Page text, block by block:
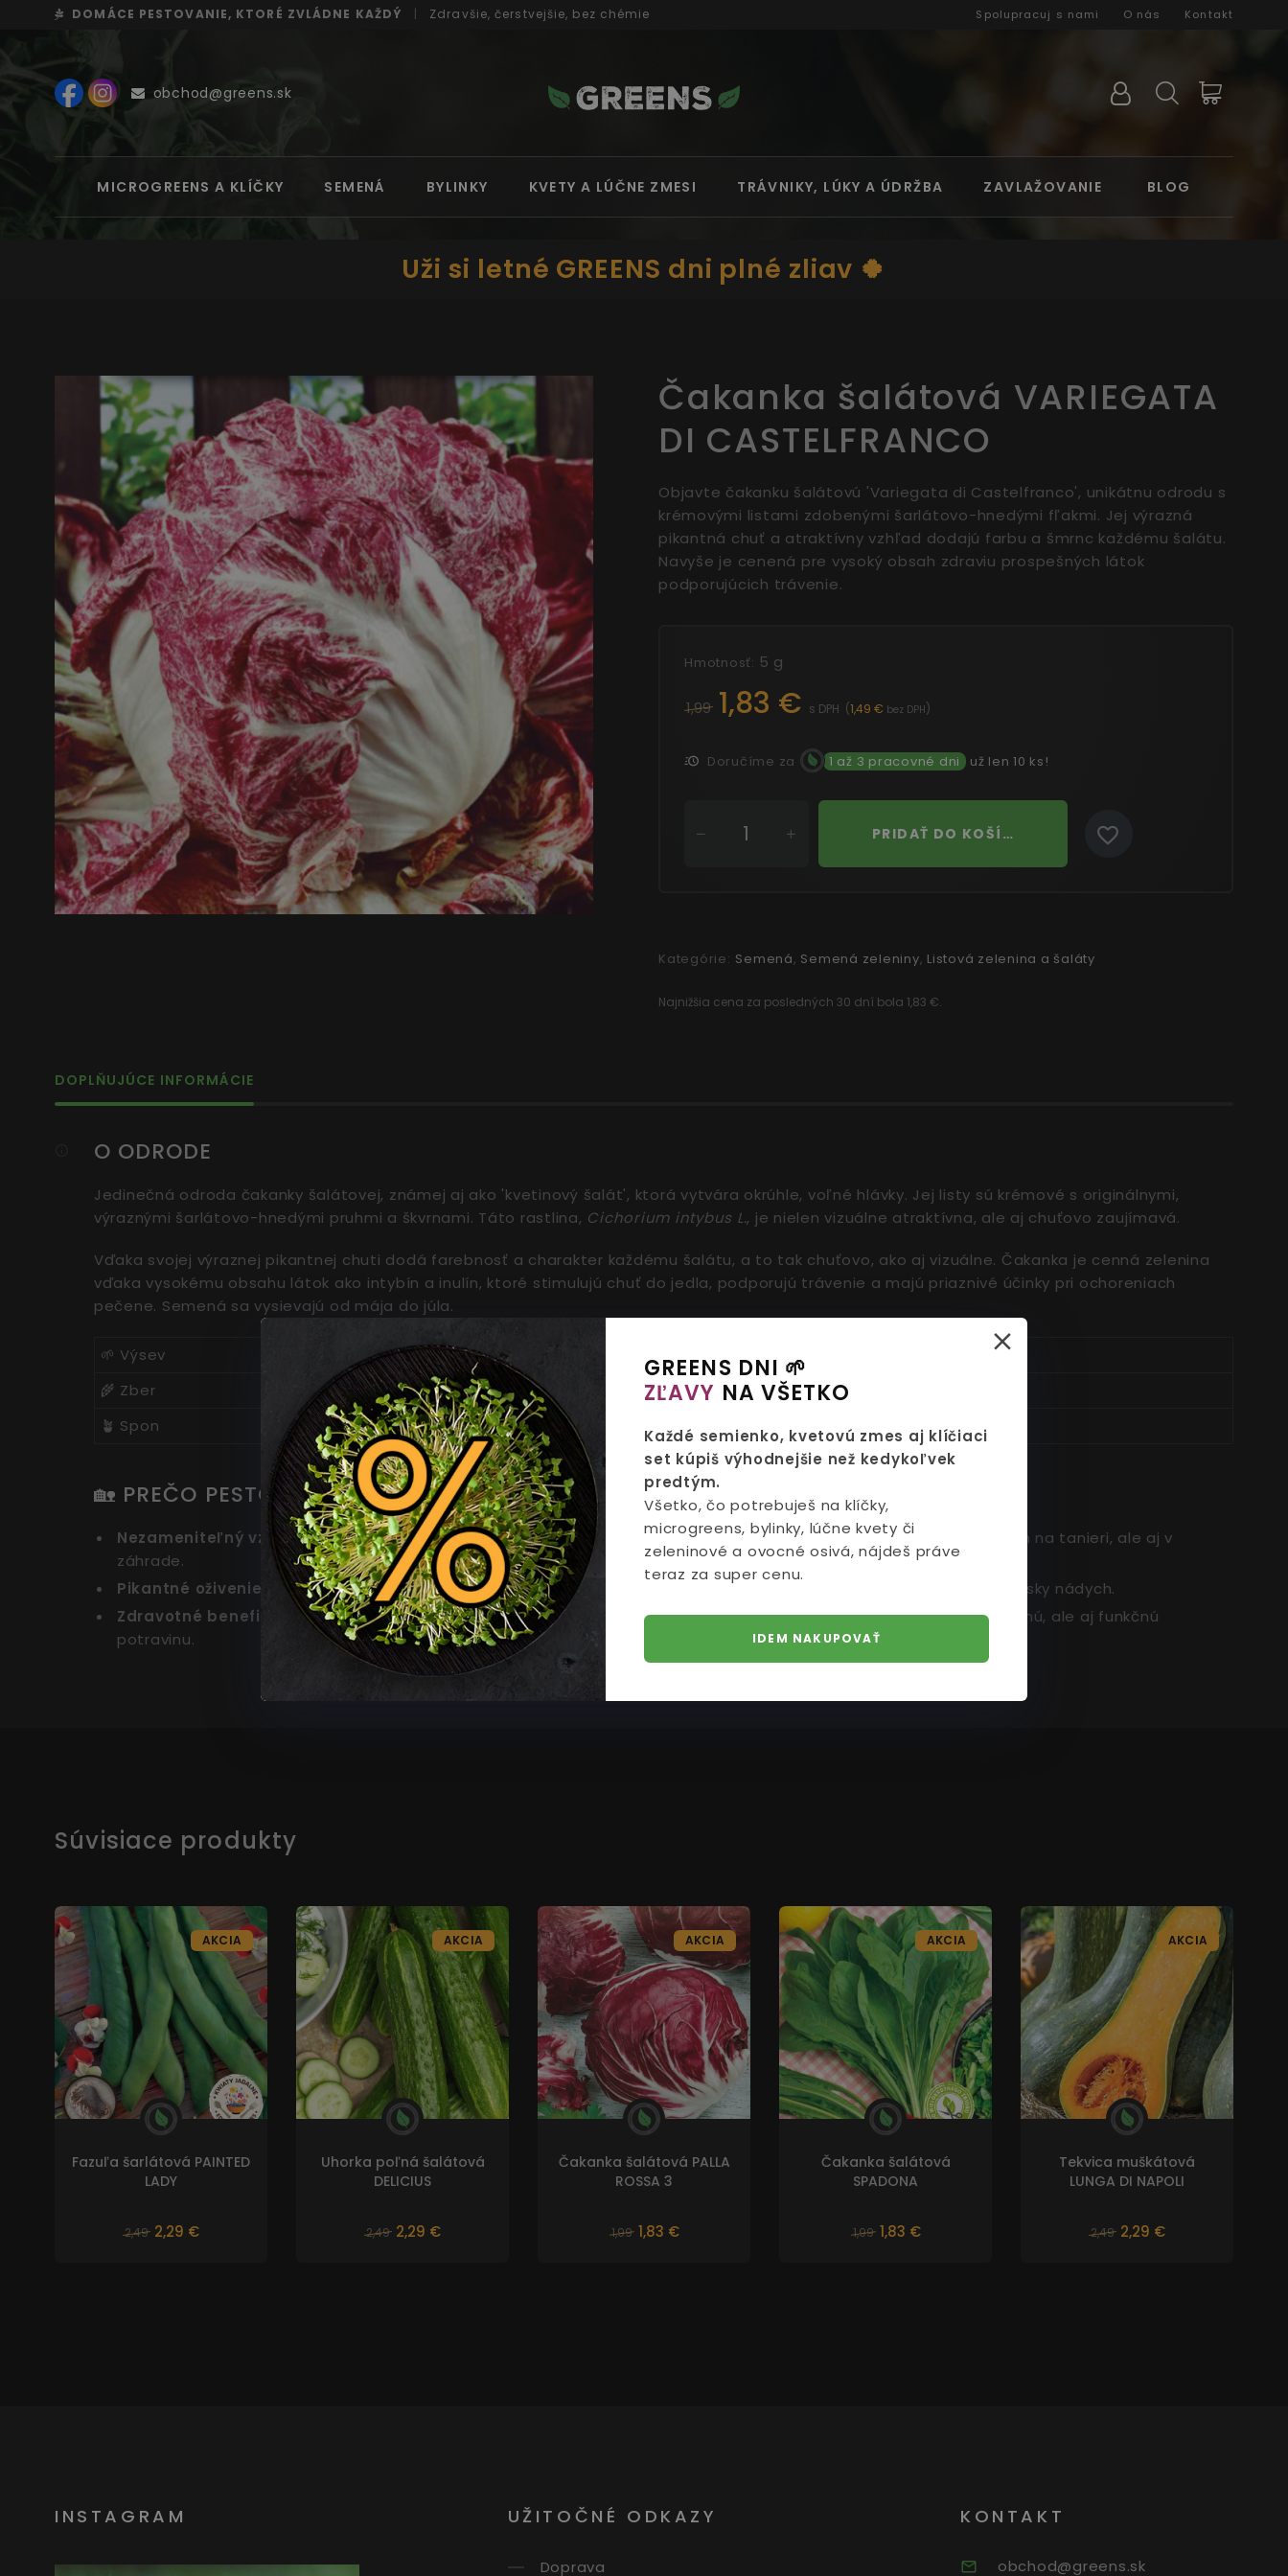
DOMÁCE PESTOVANIE, KTORÉ ZVLÁDNE KAŽDÝ Zdravšie, čerstvejšie, bez chémie Spolupracuj s nami O nás Kontakt
obchod@greens.sk
MICROGREENS A KLÍČKY SEMENÁ BYLINKY KVETY A LÚČNE ZMESI TRÁVNIKY, LÚKY A ÚDRŽBA ZAVLAŽOVANIE BLOG
Uži si letné GREENS dni plné zliav 🍀
Čakanka šalátová VARIEGATA
DI CASTELFRANCO
Objavte čakanku šalátovú 'Variegata di Castelfranco', unikátnu odrodu s
krémovými listami zdobenými šarlátovo-hnedými fľakmi. Jej výrazná
pikantná chuť a atraktívny vzhľad dodajú farbu a šmrnc každému šalátu.
Navyše je cenená pre vysoký obsah zdraviu prospešných látok
podporujúcich trávenie.
Hmotnosť: 5 g
1,99 1,83 € s DPH (1,49 € bez DPH)
Doručíme za 1 až 3 pracovné dni už len 10 ks!
PRIDAŤ DO KOŠÍKA
Kategórie: Semená, Semená zeleniny, Listová zelenina a šaláty
Najnižšia cena za posledných 30 dní bola 1,83 €.
DOPLŇUJÚCE INFORMÁCIE
O ODRODE
Jedinečná odroda čakanky šalátovej, známej aj ako 'kvetinový šalát', ktorá vytvára okrúhle, voľné hlávky. Jej listy sú krémové s originálnymi,
výraznými šarlátovo-hnedými pruhmi a škvrnami. Táto rastlina, Cichorium intybus L., je nielen vizuálne atraktívna, ale aj chuťovo zaujímavá.
Vďaka svojej výraznej pikantnej chuti dodá farebnosť a charakter každému šalátu, a to tak chuťovo, ako aj vizuálne. Čakanka je cenná zelenina
vďaka vysokému obsahu látok ako intybín a inulín, ktoré stimulujú chuť do jedla, podporujú trávenie a majú priaznivé účinky pri ochoreniach
pečene. Semená sa vysievajú od mája do júla.
🌱 Výsev
🌾 Zber
Polovica IX - X
🪴 Spon
35×40-50 cm
🏡 PREČO PESTOVAŤ TÚTO ODRODU?
Nezameniteľný vzhľad:Krémové listy s kontrastnými červenohnedými škvrnami robia z tejto čakanky ozdobu nielen na tanieri, ale aj v
záhrade.
Pikantné oživenie šalátov:Jemne korenistá chuť skvele dopĺňa iné druhy listovej zeleniny a dodáva jedlám gurmánsky nádych.
Zdravotné benefity:
Obsah inulínu a intybínu podporuje zdravé trávenie a stimuluje apetít, čo z nej robí nielen chutnú, ale aj funkčnú
potravinu.
Súvisiace produkty
Fazuľa šarlátová PAINTED
LADY
2,49 2,29 €
AKCIA
Uhorka poľná šalátová
DELICIUS
2,49 2,29 €
AKCIA
Čakanka šalátová PALLA
ROSSA 3
1,99 1,83 €
AKCIA
Čakanka šalátová
SPADONA
1,99 1,83 €
AKCIA
Tekvica muškátová
LUNGA DI NAPOLI
2,49 2,29 €
AKCIA
INSTAGRAM UŽITOČNÉ ODKAZY
Doprava
KONTAKT
obchod@greens.sk
GREENS DNI 🌱
ZĽAVY NA VŠETKO
Každé semienko, kvetovú zmes aj klíčiaci
set kúpiš výhodnejšie než kedykoľvek
predtým.
Všetko, čo potrebuješ na klíčky,
microgreens, bylinky, lúčne kvety či
zeleninové a ovocné osivá, nájdeš práve
teraz za super cenu.
IDEM NAKUPOVAŤ